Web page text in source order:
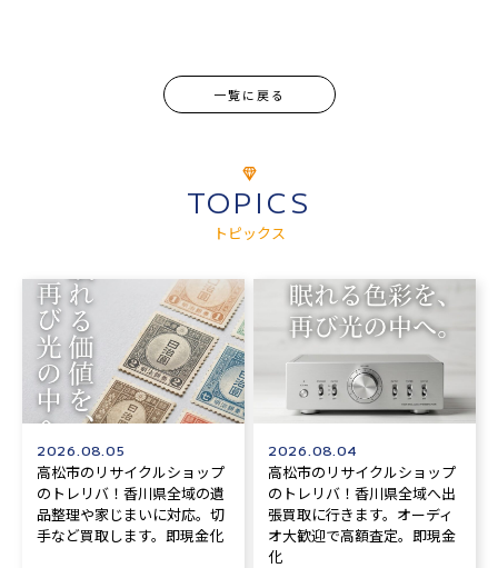
一覧に戻る
TOPICS
トピックス
2026.08.05
高松市のリサイクルショップ
のトレリバ！香川県全域の遺
品整理や家じまいに対応。切
手など買取します。即現金化
2026.08.04
高松市のリサイクルショップ
のトレリバ！香川県全域へ出
張買取に行きます。オーディ
オ大歓迎で高額査定。即現金
化